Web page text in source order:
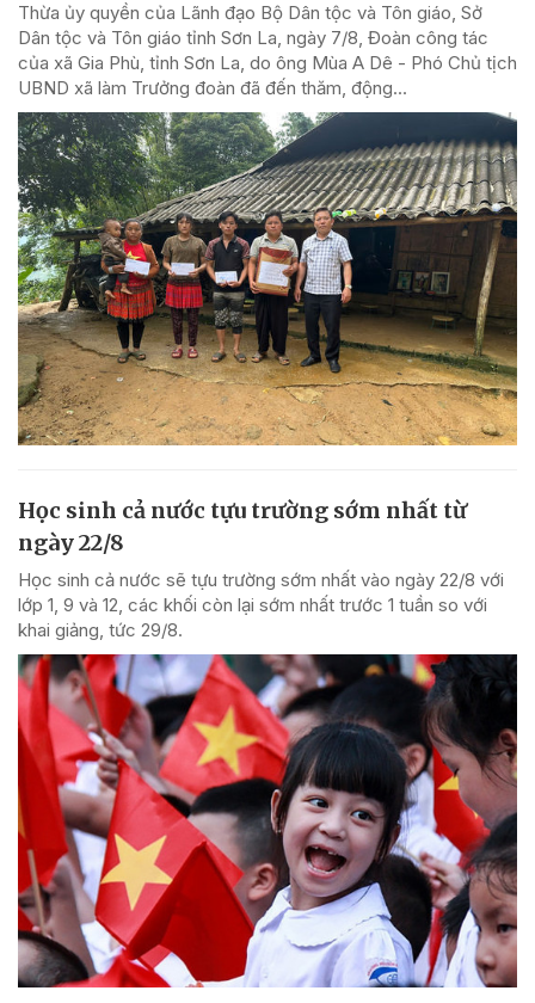
Thừa ủy quyền của Lãnh đạo Bộ Dân tộc và Tôn giáo, Sở
Dân tộc và Tôn giáo tỉnh Sơn La, ngày 7/8, Đoàn công tác
của xã Gia Phù, tỉnh Sơn La, do ông Mùa A Dê - Phó Chủ tịch
UBND xã làm Trưởng đoàn đã đến thăm, động...
Học sinh cả nước tựu trường sớm nhất từ
ngày 22/8
Học sinh cả nước sẽ tựu trường sớm nhất vào ngày 22/8 với
lớp 1, 9 và 12, các khối còn lại sớm nhất trước 1 tuần so với
khai giảng, tức 29/8.